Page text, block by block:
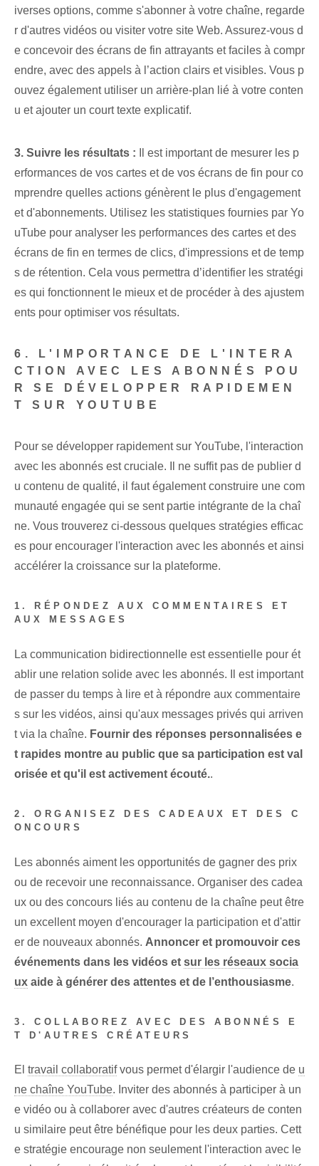
iverses options, comme s'abonner à votre chaîne, regarde
r d'autres vidéos ou visiter votre site Web. Assurez-vous d
e concevoir des écrans de fin attrayants et faciles à compr
endre, avec des appels à l’action clairs et visibles. Vous p
ouvez également utiliser un arrière-plan lié à votre conten
u et ajouter un court texte explicatif.
3. Suivre les résultats : Il est important de mesurer les p
erformances de vos cartes et de vos écrans de fin pour co
mprendre quelles actions génèrent le plus d'engagement
et d'abonnements. Utilisez les statistiques fournies par Yo
uTube pour analyser les performances des cartes et des
écrans de fin en termes de clics, d'impressions et de temp
s de rétention. Cela vous permettra d’identifier les stratégi
es qui fonctionnent le mieux et de procéder à des ajustem
ents pour optimiser vos résultats.
6. L'IMPORTANCE DE L'INTERA
CTION AVEC LES ABONNÉS POU
R SE DÉVELOPPER RAPIDEMEN
T SUR YOUTUBE
Pour se développer rapidement sur YouTube, l'interaction
avec les abonnés est cruciale. Il ne suffit pas de publier d
u contenu de qualité, il faut également construire une com
munauté engagée qui se sent partie intégrante de la chaî
ne. Vous trouverez ci-dessous quelques stratégies efficac
es pour encourager l'interaction avec les abonnés et ainsi
accélérer la croissance sur la plateforme.
1. RÉPONDEZ AUX COMMENTAIRES ET
AUX MESSAGES
La communication bidirectionnelle est essentielle pour ét
ablir une relation solide avec les abonnés. Il est important
de passer du temps à lire et à répondre aux commentaire
s sur les vidéos, ainsi qu'aux messages privés qui arriven
t via la chaîne. Fournir des réponses personnalisées e
t rapides montre au public que sa participation est val
orisée et qu'il est activement écouté..
2. ORGANISEZ DES CADEAUX ET DES C
ONCOURS
Les abonnés aiment les opportunités de gagner des prix
ou de recevoir une reconnaissance. Organiser des cadea
ux ou des concours liés au contenu de la chaîne peut être
un excellent moyen d'encourager la participation et d'attir
er de nouveaux abonnés. Annoncer et promouvoir ces
événements dans les vidéos et sur les réseaux socia
ux aide à générer des attentes et de l’enthousiasme.
3. COLLABOREZ AVEC DES ABONNÉS E
T D'AUTRES CRÉATEURS
El travail collaboratifvous permet d'élargir l'audience de u
ne chaîne YouTube. Inviter des abonnés à participer à un
e vidéo ou à collaborer avec d'autres créateurs de conten
u similaire peut être bénéfique pour les deux parties. Cett
e stratégie encourage non seulement l'interaction avec le